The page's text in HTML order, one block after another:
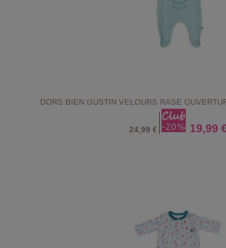
DORS BIEN GUSTIN VELOURS RASE
24,99 € 19,99